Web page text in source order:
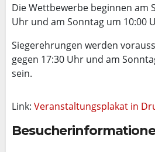
Die Wettbewerbe beginnen am
Uhr und am Sonntag um 10:00
Siegerehrungen werden
gegen 17:30 Uhr und am
sein.
Link: Veranstaltungsplakat in